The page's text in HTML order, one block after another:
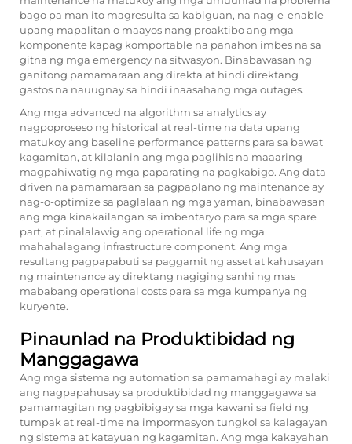
bago pa man ito magresulta sa kabiguan, na nag-e-enable
upang mapalitan o maayos nang proaktibo ang mga
komponente kapag komportable na panahon imbes na sa
gitna ng mga emergency na sitwasyon. Binabawasan ng
ganitong pamamaraan ang direkta at hindi direktang
gastos na nauugnay sa hindi inaasahang mga outages.
Ang mga advanced na algorithm sa analytics ay
nagpoproseso ng historical at real-time na data upang
matukoy ang baseline performance patterns para sa bawat
kagamitan, at kilalanin ang mga paglihis na maaaring
magpahiwatig ng mga paparating na pagkabigo. Ang data-
driven na pamamaraan sa pagpaplano ng maintenance ay
nag-o-optimize sa paglalaan ng mga yaman, binabawasan
ang mga kinakailangan sa imbentaryo para sa mga spare
part, at pinalalawig ang operational life ng mga
mahahalagang infrastructure component. Ang mga
resultang pagpapabuti sa paggamit ng asset at kahusayan
ng maintenance ay direktang nagiging sanhi ng mas
mababang operational costs para sa mga kumpanya ng
kuryente.
Pinaunlad na Produktibidad ng
Manggagawa
Ang mga sistema ng automation sa pamamahagi ay malaki
ang nagpapahusay sa produktibidad ng manggagawa sa
pamamagitan ng pagbibigay sa mga kawani sa field ng
tumpak at real-time na impormasyon tungkol sa kalagayan
ng sistema at katayuan ng kagamitan. Ang mga kakayahan